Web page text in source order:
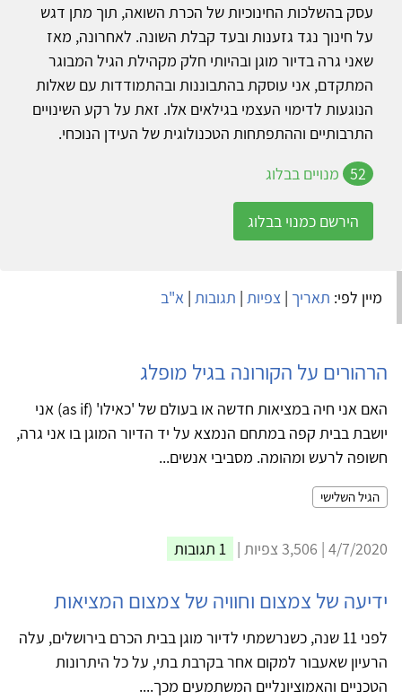
עסק בהשלכות החינוכיות של הכרת השואה, תוך מתן דגש
על חינוך נגד גזענות ובעד קבלת השונה. לאחרונה, מאז
שאני גרה בדיור מוגן ובהיותי חלק מקהילת הגיל המבוגר
המתקדם, אני עוסקת בהתבוננות ובהתמודדות עם שאלות
הנוגעות לדימוי העצמי בגילאים אלו. זאת על רקע השינויים
התרבותיים וההתפתחות הטכנולוגית של העידן הנוכחי.
52 מנויים בבלוג
הירשם כמנוי בבלוג
מיין לפי: תאריך | צפיות | תגובות | א"ב
הרהורים על הקורונה בגיל מופלג
האם אני חיה במציאות חדשה או בעולם של 'כאילו' (as if) אני
יושבת בבית קפה במתחם הנמצא על יד הדיור המוגן בו אני גרה,
חשופה לרעש ומהומה. מסביבי אנשים...
הגיל השלישי
4/7/2020 | 3,506 צפיות | 1 תגובות
ידיעה של צמצום וחוויה של צמצום המציאות
לפני 11 שנה, כשנרשמתי לדיור מוגן בבית הכרם בירושלים, עלה
הרעיון שאעבור למקום אחר בקרבת בתי, על כל היתרונות
הטכניים והאמוציונליים המשתמעים מכך....